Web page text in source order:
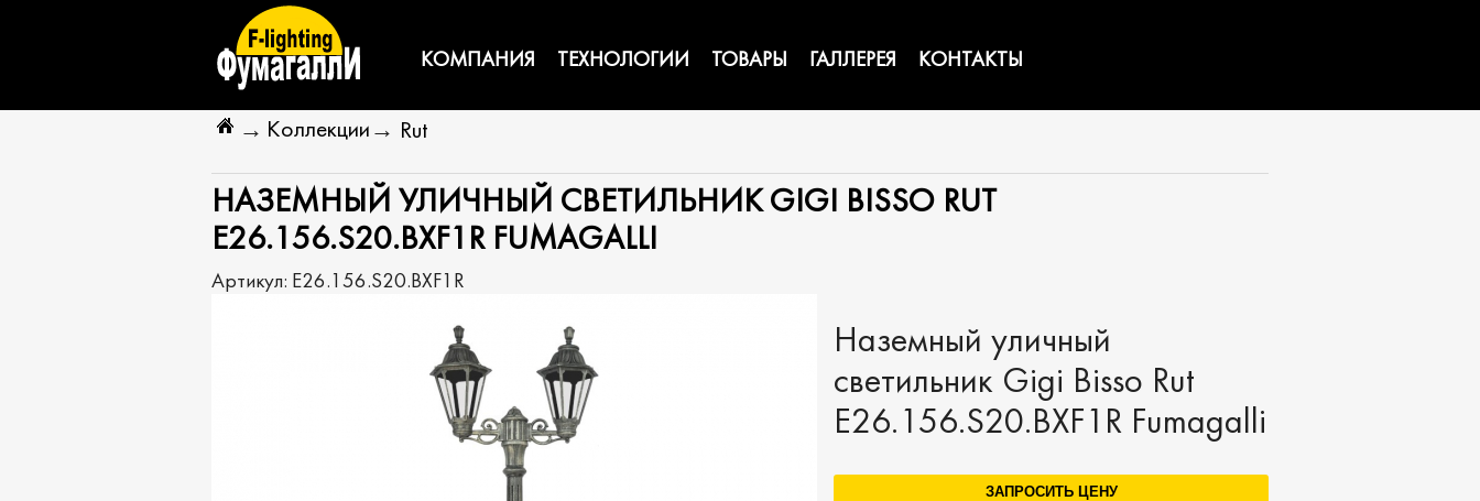
КОМПАНИЯ ТЕХНОЛОГИИ ТОВАРЫ ГАЛЛЕРЕЯ КОНТАКТЫ
→ Коллекции → Rut
НАЗЕМНЫЙ УЛИЧНЫЙ СВЕТИЛЬНИК GIGI BISSO RUT
E26.156.S20.BXF1R FUMAGALLI
Артикул: E26.156.S20.BXF1R
Наземный уличный
светильник Gigi Bisso Rut
E26.156.S20.BXF1R Fumagalli
ЗАПРОСИТЬ ЦЕНУ